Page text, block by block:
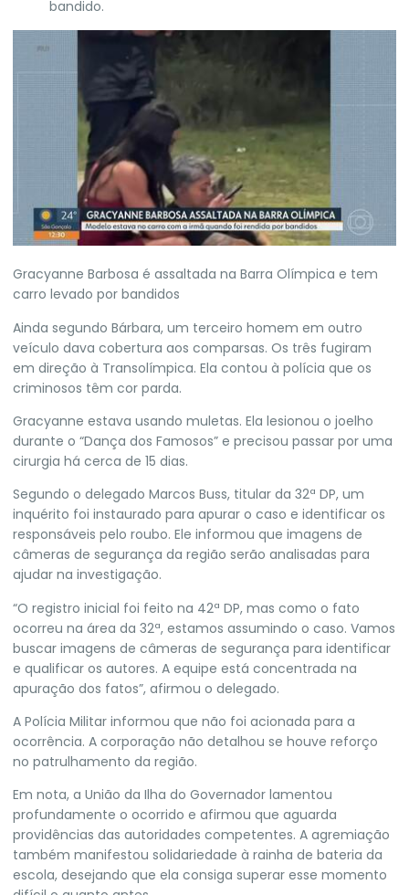
bandido.
Gracyanne Barbosa é assaltada na Barra Olímpica e tem
carro levado por bandidos
Ainda segundo Bárbara, um terceiro homem em outro
veículo dava cobertura aos comparsas. Os três fugiram
em direção à Transolímpica. Ela contou à polícia que os
criminosos têm cor parda.
Gracyanne estava usando muletas. Ela lesionou o joelho
durante o “Dança dos Famosos” e precisou passar por uma
cirurgia há cerca de 15 dias.
Segundo o delegado Marcos Buss, titular da 32ª DP, um
inquérito foi instaurado para apurar o caso e identificar os
responsáveis pelo roubo. Ele informou que imagens de
câmeras de segurança da região serão analisadas para
ajudar na investigação.
“O registro inicial foi feito na 42ª DP, mas como o fato
ocorreu na área da 32ª, estamos assumindo o caso. Vamos
buscar imagens de câmeras de segurança para identificar
e qualificar os autores. A equipe está concentrada na
apuração dos fatos”, afirmou o delegado.
A Polícia Militar informou que não foi acionada para a
ocorrência. A corporação não detalhou se houve reforço
no patrulhamento da região.
Em nota, a União da Ilha do Governador lamentou
profundamente o ocorrido e afirmou que aguarda
providências das autoridades competentes. A agremiação
também manifestou solidariedade à rainha de bateria da
escola, desejando que ela consiga superar esse momento